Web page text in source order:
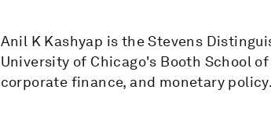
Anil K Kashyap is the Stevens
University of Chicago's Booth School
corporate finance, and monetary policy.